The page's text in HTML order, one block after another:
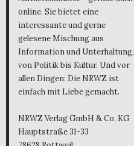
online. Sie bietet eine
interessante und gerne
gelesene Mischung aus
Information und Unterhaltung,
von Politik bis Kultur. Und vor
allen Dingen: Die NRWZ ist
einfach mit Liebe gemacht.
NRWZ Verlag GmbH & Co. KG
Hauptstraße 31-33